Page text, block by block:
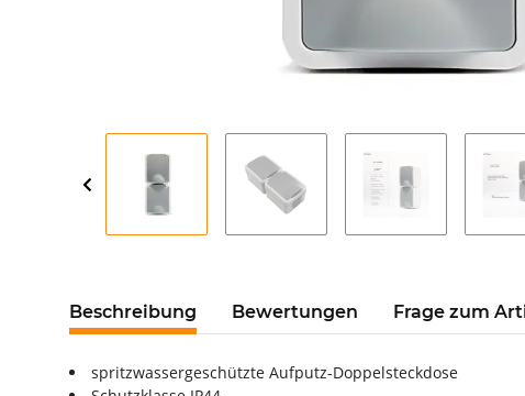
Beschreibung Bewertungen Frage zum
spritzwassergeschützte Aufputz-Doppelsteckdose